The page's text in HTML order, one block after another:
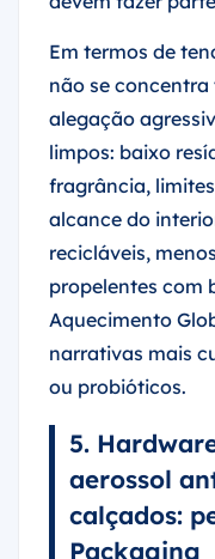
Em termos de
não se
alegação
limpos: baixo
fragrância,
alcance do
recicláveis,
propelentes com
Aquecimento
narrativas mais
ou probióticos.
5.
aerossol
calçados:
Packaging